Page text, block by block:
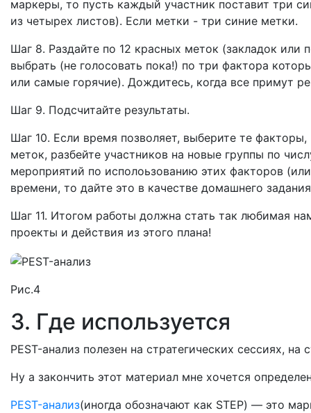
маркеры, то пусть каждый участник поставит три
из четырех листов). Если метки - три синие метки.
Шаг 8. Раздайте по 12 красных меток (закладок
выбрать (не голосовать пока!) по три фактора
или самые горячие). Дождитесь, когда все примут
Шаг 9. Подсчитайте результаты.
Шаг 10. Если время позволяет, выберите те
меток, разбейте участников на новые группы по
мероприятий по исполоьзованию этих факторов
времени, то дайте это в качестве домашнего
Шаг 11. Итогом работы должна стать так любимая
проекты и действия из этого плана!
Рис.4
3. Где используется
PEST-анализ полезен на стратегических сессиях,
Ну а закончить этот материал мне хочется
PEST-анализ(иногда обозначают как STEP) — это